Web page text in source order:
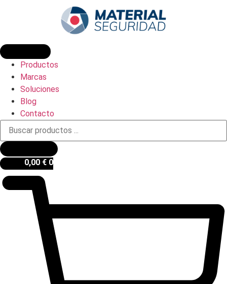
Productos
Marcas
Soluciones
Blog
Contacto
Búsqueda
productos
0,00 € 0